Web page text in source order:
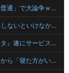
【画像】あのちゃんの後ろ姿、「デカい」「いや普通」で大論争ｗｗｗｗ
【謎】『ダーク路線のドラクエ12』を発売中止にしないといけなかった理由ってガチでなに？とりあえすだせばいいやん
【朗報】ソシャゲ本気の最終兵器『無限大アナンタ』遂にサービス開始へwwww
【動画】ショートスリーパーで有名な人、視聴者から「寝た方がいい」と言われブチギレ